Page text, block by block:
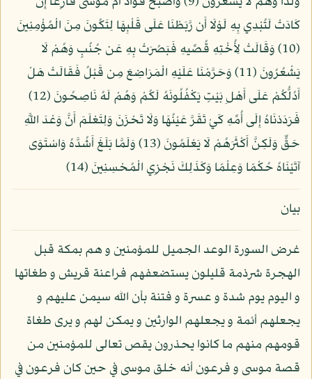
كَادَتْ لَتُبْدِي بِهِ لَوْلَا أَن رَّبَطْنَا عَلَى قَلْبِهَا لِتَكُونَ مِنَ الْمُؤْمِنِينَ
(10) وَقَالَتْ لِأُخْتِهِ قُصِّيهِ فَبَصُرَتْ بِهِ عَن جُنُبٍ وَهُمْ لَا
يَشْعُرُونَ (11) وَحَرَّمْنَا عَلَيْهِ الْمَرَاضِعَ مِن قَبْلُ فَقَالَتْ هَلْ
أَدُلُّكُمْ عَلَى أَهْلِ بَيْتٍ يَكْفُلُونَهُ لَكُمْ وَهُمْ لَهُ نَاصِحُونَ (12)
فَرَدَدْنَاهُ إِلَى أُمِّهِ كَيْ تَقَرَّ عَيْنُهَا وَلَا تَحْزَنَ وَلِتَعْلَمَ أَنَّ وَعْدَ اللَّهِ
حَقٌّ وَلَكِنَّ أَكْثَرَهُمْ لَا يَعْلَمُونَ (13) وَلَمَّا بَلَغَ أَشُدَّهُ وَاسْتَوَى
آتَيْنَاهُ حُكْمًا وَعِلْمًا وَكَذَلِكَ نَجْزِي الْمُحْسِنِينَ (14)
بيان
غرض السورة الوعد الجميل للمؤمنين و هم بمكة قبل
الهجرة شرذمة قليلون يستضعفهم فراعنة قريش و طغاتها
و اليوم يوم شدة و عسرة و فتنة بأن الله سيمن عليهم و
يجعلهم أئمة و يجعلهم الوارثين و يمكن لهم و يرى طغاة
قومهم منهم ما كانوا يحذرون يقص تعالى للمؤمنين من
قصة موسى و فرعون أنه خلق موسى في حين كان فرعون في